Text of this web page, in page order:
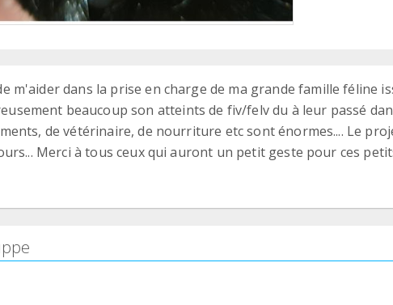
m'aider dans la prise en charge de ma grande famille féline
beaucoup son atteints de fiv/felv du à leur passé
de vétérinaire, de nourriture etc sont énormes.... Le
Merci à tous ceux qui auront un petit geste pour ces